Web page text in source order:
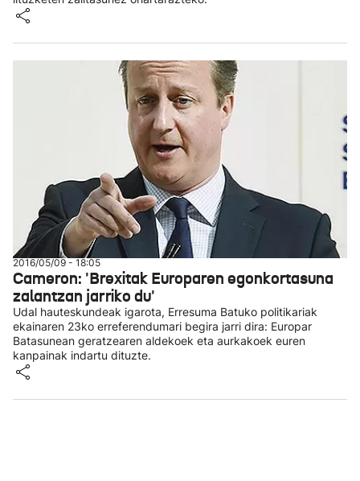
2016/05/09 - 18:05
Cameron: 'Brexitak Europaren egonkortasuna
zalantzan jarriko du'
Udal hauteskundeak igarota, Erresuma Batuko politikariak
ekainaren 23ko erreferendumari begira jarri dira: Europar
Batasunean geratzearen aldekoek eta aurkakoek euren
kanpainak indartu dituzte.